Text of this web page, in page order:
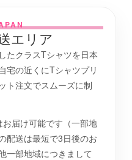
最短2日後お届け
最短2日後お届け
エリア
たクラスTシャツを日本
宅の近くにTシャツプリ
ト注文でスムーズに制
届け可能です（一部地
配送は最短で3日後のお
一部地域につきまして